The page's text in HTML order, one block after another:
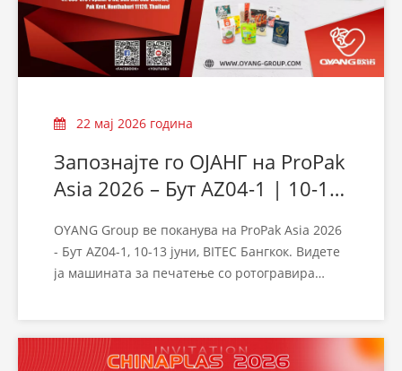
22 мај 2026 година
Запознајте го ОЈАНГ на ProPak
Asia 2026 – Бут AZ04-1 | 10-13
OYANG Group ве поканува на ProPak Asia 2026
- Бут AZ04-1, 10-13 јуни, BITEC Бангкок. Видете
ја машината за печатење со ротогравира